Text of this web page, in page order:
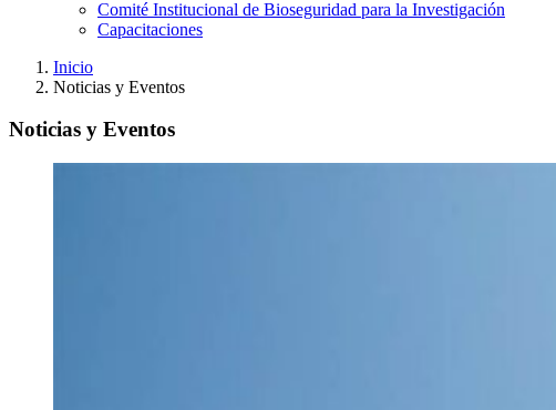
Comité Institucional de Bioseguridad para la Investigación
Capacitaciones
Inicio
Noticias y Eventos
Noticias y Eventos